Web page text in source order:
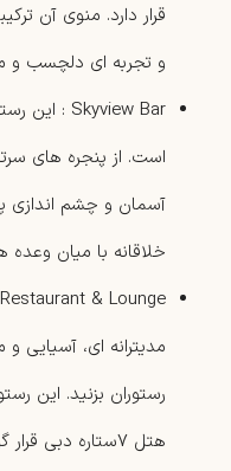
قرار دارد. منوی آن
و تجربه ‌ای دلچسب و
است. از پنجره های
آسمان و چشم‌ اندازی
خلاقانه با میان
مدیترانه‌ ای، آسیایی
رستوران بزنید. این
هتل ۷ستاره دبی